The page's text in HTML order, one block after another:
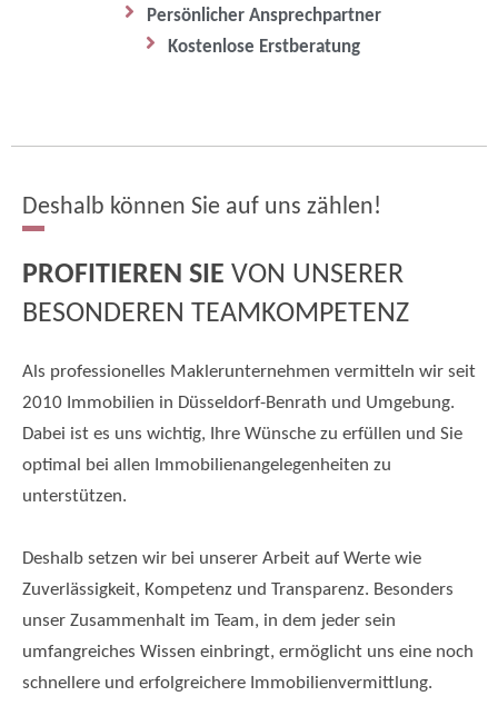
Persönlicher Ansprechpartner
Kostenlose Erstberatung
Deshalb können Sie auf uns zählen!
PROFITIEREN SIE VON UNSERER
BESONDEREN TEAMKOMPETENZ
Als professionelles Maklerunternehmen vermitteln wir seit
2010 Immobilien in Düsseldorf-Benrath und Umgebung.
Dabei ist es uns wichtig, Ihre Wünsche zu erfüllen und Sie
optimal bei allen Immobilienangelegenheiten zu
unterstützen.
Deshalb setzen wir bei unserer Arbeit auf Werte wie
Zuverlässigkeit, Kompetenz und Transparenz. Besonders
unser Zusammenhalt im Team, in dem jeder sein
umfangreiches Wissen einbringt, ermöglicht uns eine noch
schnellere und erfolgreichere Immobilienvermittlung.